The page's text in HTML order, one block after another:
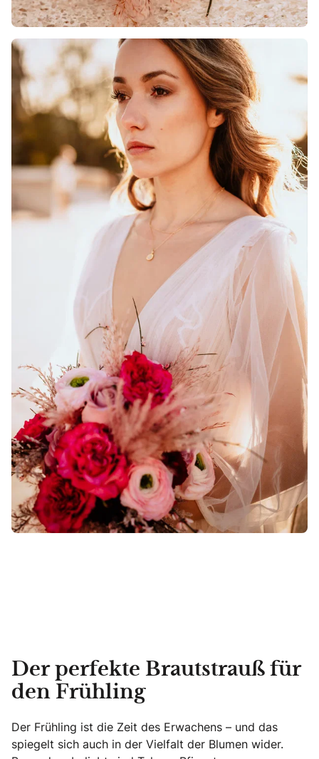
Der perfekte Brautstrauß für
den Frühling
Der Frühling ist die Zeit des Erwachens – und das
spiegelt sich auch in der Vielfalt der Blumen wider.